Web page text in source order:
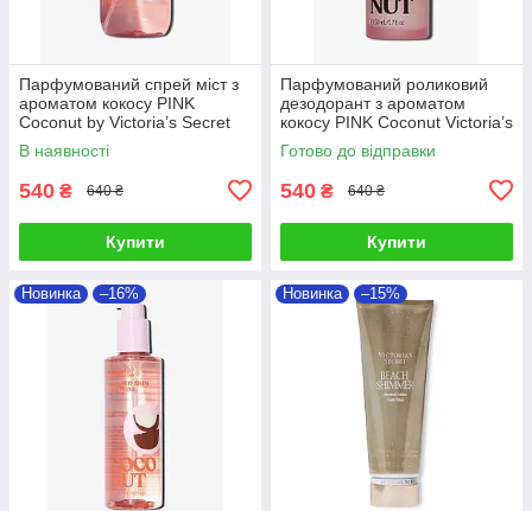
Парфумований спрей міст з
ароматом кокосу PINK
Coconut by Victoria’s Secret
В наявності
540 ₴ 640 ₴
Купити
Парфумований роликовий
дезодорант з ароматом
кокосу PINK Coconut Victoria’s
Secret
Готово до відправки
540 ₴ 640 ₴
Купити
Новинка –16% Новинка –15%